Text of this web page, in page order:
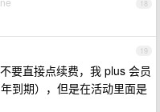
18
19
要直接点续费，我 plus 会员
到期），但是在活动里面是